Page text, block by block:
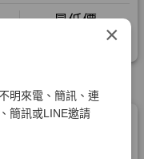
×
明來電、簡訊、連
簡訊或LINE邀請